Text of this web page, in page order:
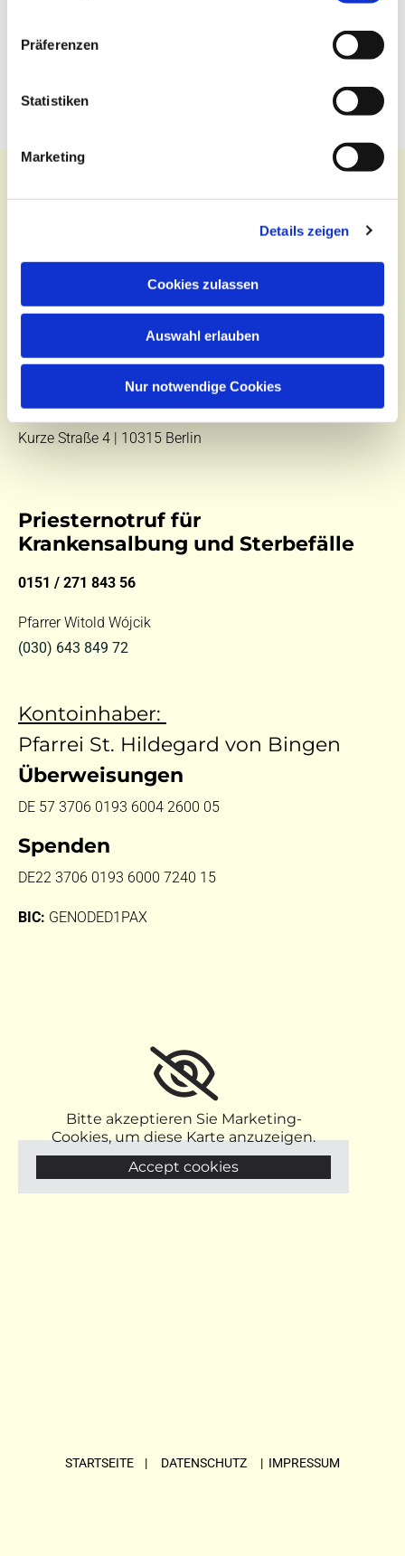
Präferenzen
Statistiken
Marketing
Details zeigen
Cookies zulassen
Auswahl erlauben
Nur notwendige Cookies
Tel.:(030) 643 849 70
Besuchen Sie uns:
Di 10 - 12 Uhr |Mi 9.30 - 12 Uhr |Fr 14 - 18 Uhr
Kurze Straße 4 | 10315 Berlin
Priesternotruf für
Krankensalbung und Sterbefälle
0151 / 271 843 56
Pfarrer Witold Wójcik
(030) 643 849 72
Kontoinhaber:
Pfarrei St. Hildegard von Bingen
Überweisungen
DE 57 3706 0193 6004 2600 05
Spenden
DE22 3706 0193 6000 7240 15
BIC: GENODED1PAX
Bitte akzeptieren Sie Marketing-
Cookies, um diese Karte anzuzeigen.
Accept cookies
STARTSEITE | DATENSCHUTZ | IMPRESSUM